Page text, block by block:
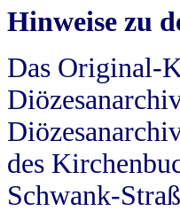
Hinweise zu
Das Original-
des
Schwank-